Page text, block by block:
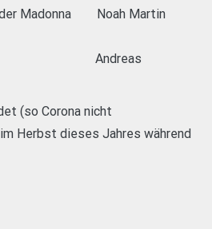
der Madonna Noah Martin
Andreas
(so Corona nicht
Herbst dieses Jahres während